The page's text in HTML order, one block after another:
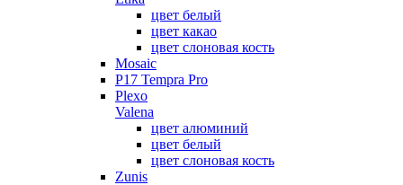
цвет белый
цвет какао
цвет слоновая кость
Mosaic
P17 Tempra Pro
Plexo
Valena
цвет алюминий
цвет белый
цвет слоновая кость
Zunis